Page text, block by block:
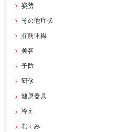
姿勢
その他症状
貯筋体操
美容
予防
研修
健康器具
冷え
むくみ